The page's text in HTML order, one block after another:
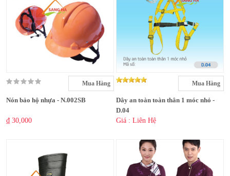
Mua Hàng
Nón bảo hộ nhựa - N.002SB
₫ 30,000
Mua Hàng
Dây an toàn toàn thân 1 móc nhỏ -
D.04
Giá : Liên Hệ